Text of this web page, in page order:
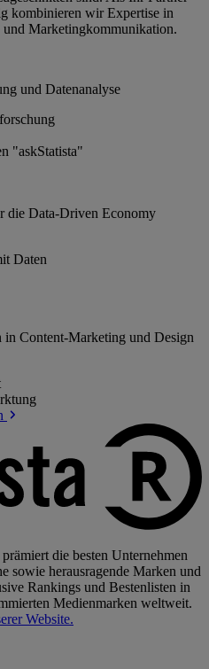
kombinieren wir Expertise in
Marketingkommunikation.
und Datenanalyse
"askStatista"
die Data-Driven Economy
Daten
in Content-Marketing und Design
die besten Unternehmen
sowie herausragende Marken und
Rankings und Bestenlisten in
Medienmarken weltweit.
Website.